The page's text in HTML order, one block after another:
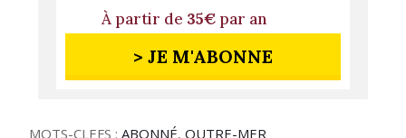
À partir de 35€par an
> JE M'ABONNE
MOTS-CLEFS :ABONNÉ,OUTRE-MER